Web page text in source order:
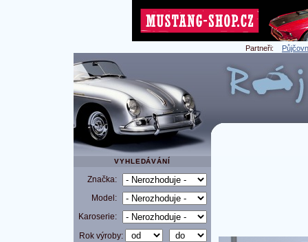
Partneři:
VYHLEDÁVÁNÍ
Značka:
Model:
Karoserie:
Rok výroby: